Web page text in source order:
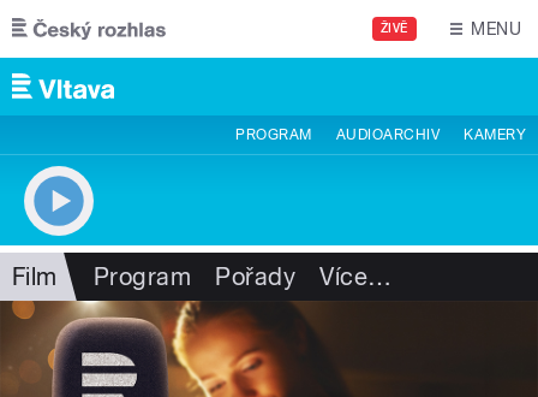
Přejít k hlavnímu obsahu
ŽIVĚ MENU
PROGRAM AUDIOARCHIV KAMERY
Film Program Pořady Více…